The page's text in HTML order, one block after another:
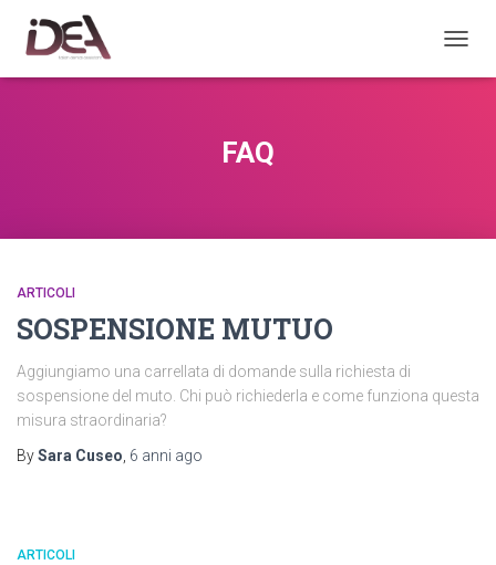
FAQ
ARTICOLI
SOSPENSIONE MUTUO
Aggiungiamo una carrellata di domande sulla richiesta di
sospensione del muto. Chi può richiederla e come funziona questa
misura straordinaria?
BySara Cuseo 6 anni ago
ARTICOLI